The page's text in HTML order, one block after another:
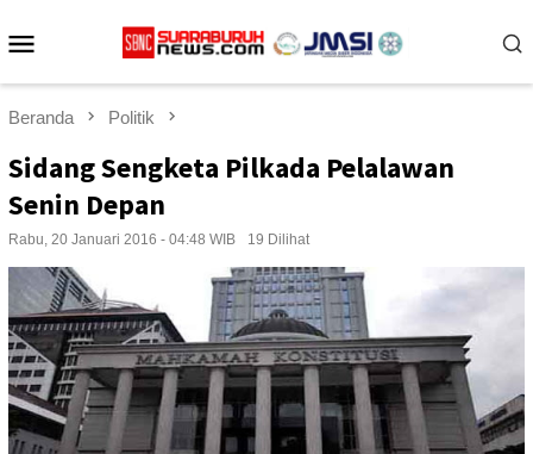
ke
Beranda Politik
Sidang Sengketa Pilkada Pelalawan
Senin Depan
Rabu, 20 Januari 2016 - 04:48 WIB 19 Dilihat